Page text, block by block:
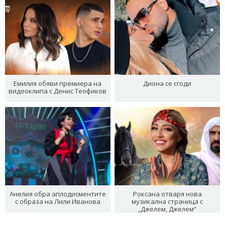
Емилия обяви премиера на
видеоклипа с Денис Теофиков
Диона се сгоди
Анелия обра аплодисментите
с образа на Лили Иванова
Роксана отваря нова
музикална страница с
„Джелем, Джелем“